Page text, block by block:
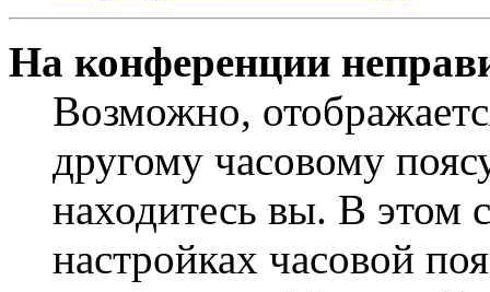
На конференции
Возможно,
другому часовому
находитесь вы. В этом
настройках часовой